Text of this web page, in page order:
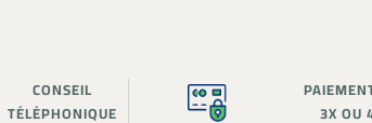
CONSEIL
TÉLÉPHONIQUE
3X OU